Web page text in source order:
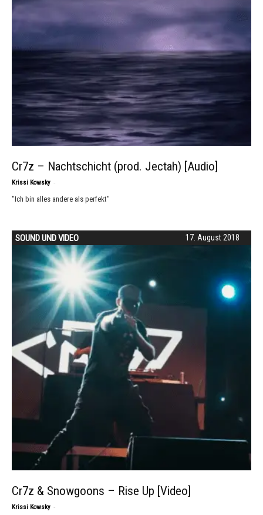
Cr7z – Nachtschicht (prod. Jectah) [Audio]
Krissi Kowsky -
"Ich bin alles andere als perfekt"
17. August 2018
SOUND UND VIDEO
Cr7z & Snowgoons – Rise Up [Video]
Krissi Kowsky -